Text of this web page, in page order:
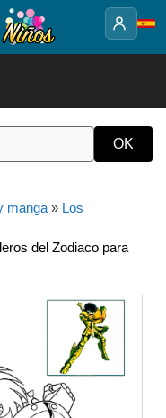
manga » Los
del Zodiaco para